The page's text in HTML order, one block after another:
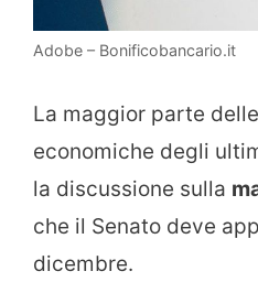
Adobe – Bonificobancario.it
La maggior parte
economiche degli
la discussione sulla
che il Senato deve
dicembre.